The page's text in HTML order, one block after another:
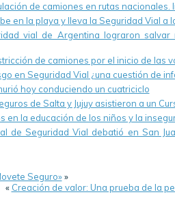
de camiones en rutas nacionales.
en la playa y lleva la Seguridad Vial a
vial de Argentina lograron
de camiones por el inicio de las
en Seguridad Vial ¿una cuestión de
hoy conduciendo un cuatriciclo
de Salta y Jujuy asistieron a un
en la educación de los niños y la
de Seguridad Vial debatió en San
Seguro»»
« Creación de valor: Una prueba de la